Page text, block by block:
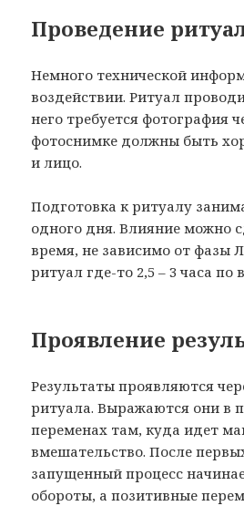
Проведение
Немного технической
воздействии. Ритуал
него требуется фотография
фотоснимке должны быть
и лицо.
Подготовка к ритуалу
одного дня. Влияние можно
время, не зависимо от фазы
ритуал где-то 2,5 – 3 часа по
Проявление
Результаты проявляются
ритуала. Выражаются они в
переменах там, куда идет
вмешательство. После
запущенный процесс
обороты, а позитивные